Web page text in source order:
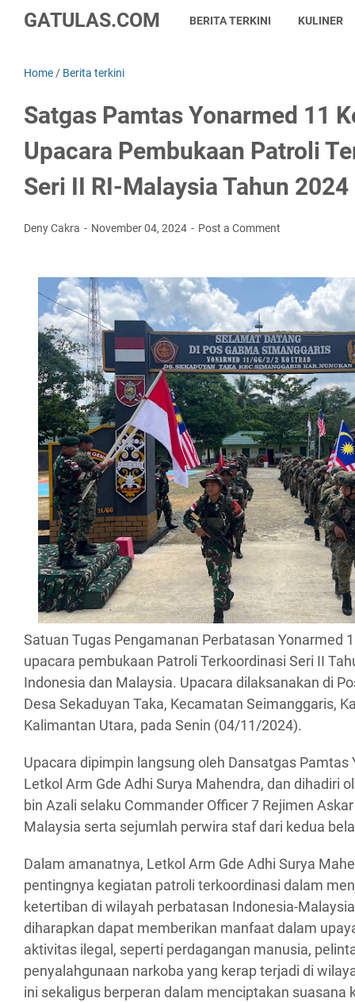
GATULAS.COM BERITA TERKINI KULINER
Home / Berita terkini
Satgas Pamtas Yonarmed 11
Upacara Pembukaan Patroli
Seri II RI-Malaysia Tahun 2024
Deny Cakra November 04, 2024 Post a Comment
Satuan Tugas Pengamanan Perbatasan Yonarmed
upacara pembukaan Patroli Terkoordinasi Seri II
Indonesia dan Malaysia. Upacara dilaksanakan di
Desa Sekaduyan Taka, Kecamatan Seimanggaris,
Kalimantan Utara, pada Senin (04/11/2024).
Upacara dipimpin langsung oleh Dansatgas Pamtas
Letkol Arm Gde Adhi Surya Mahendra, dan dihadiri
bin Azali selaku Commander Officer 7 Rejimen
Malaysia serta sejumlah perwira staf dari kedua
Dalam amanatnya, Letkol Arm Gde Adhi Surya
pentingnya kegiatan patroli terkoordinasi dalam
ketertiban di wilayah perbatasan Indonesia-
diharapkan dapat memberikan manfaat dalam
aktivitas ilegal, seperti perdagangan manusia,
penyalahgunaan narkoba yang kerap terjadi di
ini sekaligus berperan dalam menciptakan suasana